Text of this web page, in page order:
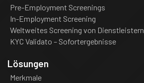
Pre-Employment Screenings
In-Employment Screening
Weltweites Screening von Dienstleistern
KYC Validato – Sofortergebnisse
Lösungen
Merkmale